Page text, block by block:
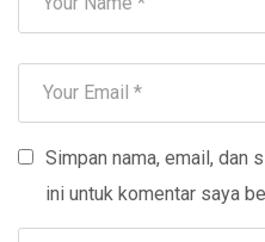
Simpan nama, email, dan
ini untuk komentar saya